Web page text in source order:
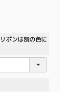
せ
ボンは別の色に